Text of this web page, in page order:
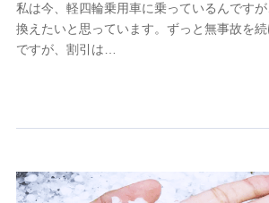
(https://pshoken.co.jp/)
リトルファミリー少額短期保険株式
(https://www.littlefamily-ssi.com/)
郵便、電話、およびＥメール等により、
た維持管理等の委託業務遂行のため、ま
連する当社および提携会社のサービスを
私は今、軽四輪乗用車に乗っているんです
換えたいと思っています。ずっと無事故を
ですが、割引は…